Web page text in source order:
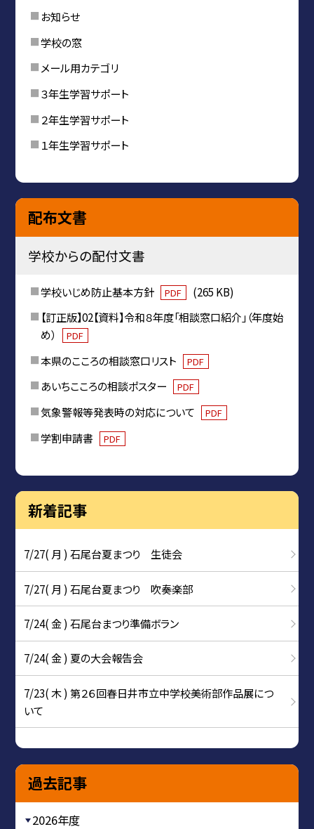
お知らせ
学校の窓
メール用カテゴリ
３年生学習サポート
２年生学習サポート
１年生学習サポート
配布文書
学校からの配付文書
学校いじめ防止基本方針 PDF
(265 KB)
【訂正版】02【資料】令和８年度「相談窓口紹介」（年度始
め）
PDF
本県のこころの相談窓口リスト PDF
あいちこころの相談ポスター PDF
気象警報等発表時の対応について PDF
学割申請書 PDF
新着記事
7/27( 月 ) 石尾台夏まつり 生徒会
7/27( 月 ) 石尾台夏まつり 吹奏楽部
7/24( 金 ) 石尾台まつり準備ボラン
7/24( 金 ) 夏の大会報告会
7/23( 木 ) 第２６回春日井市立中学校美術部作品展につ
いて
過去記事
2026年度